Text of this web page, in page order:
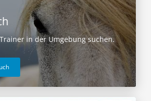
in der Umgebung suchen.